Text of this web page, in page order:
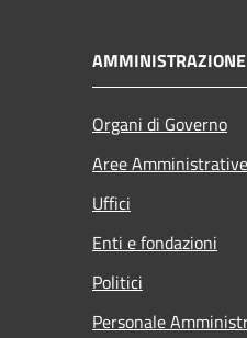
AMMINISTRAZIONE
Organi di Governo
Aree Amministrative
Uffici
Enti e fondazioni
Politici
Personale